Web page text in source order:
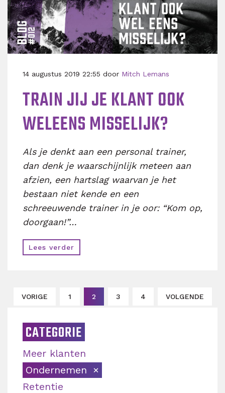
14 augustus 2019 22:55 door Mitch Lemans
TRAIN JIJ JE KLANT OOK
WELEENS MISSELIJK?
Als je denkt aan een personal trainer,
dan denk je waarschijnlijk meteen aan
afzien, een hartslag waarvan je het
bestaan niet kende en een
schreeuwende trainer in je oor: “Kom op,
doorgaan!”…
Lees verder
VORIGE 1 2 3 4 VOLGENDE
CATEGORIE
Meer klanten
Ondernemen
Retentie